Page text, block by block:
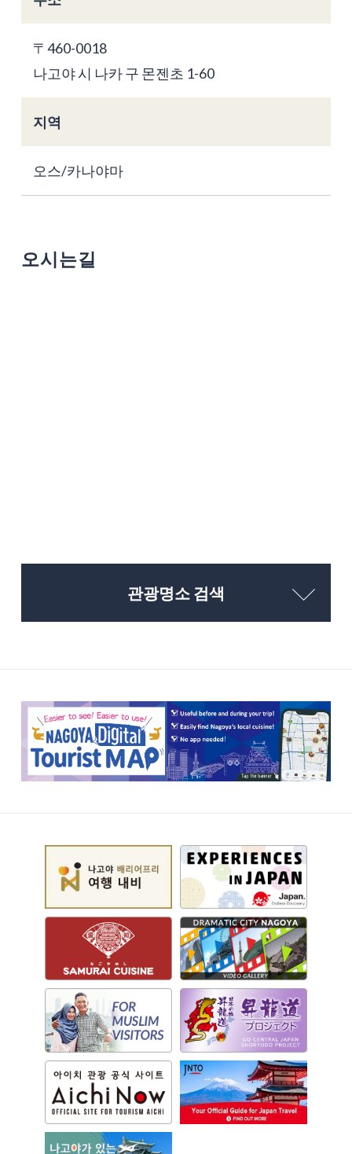
〒460-0018
나고야 시 나카 구 몬젠초 1-60
지역
오스/카나야마
오시는길
관광명소 검색